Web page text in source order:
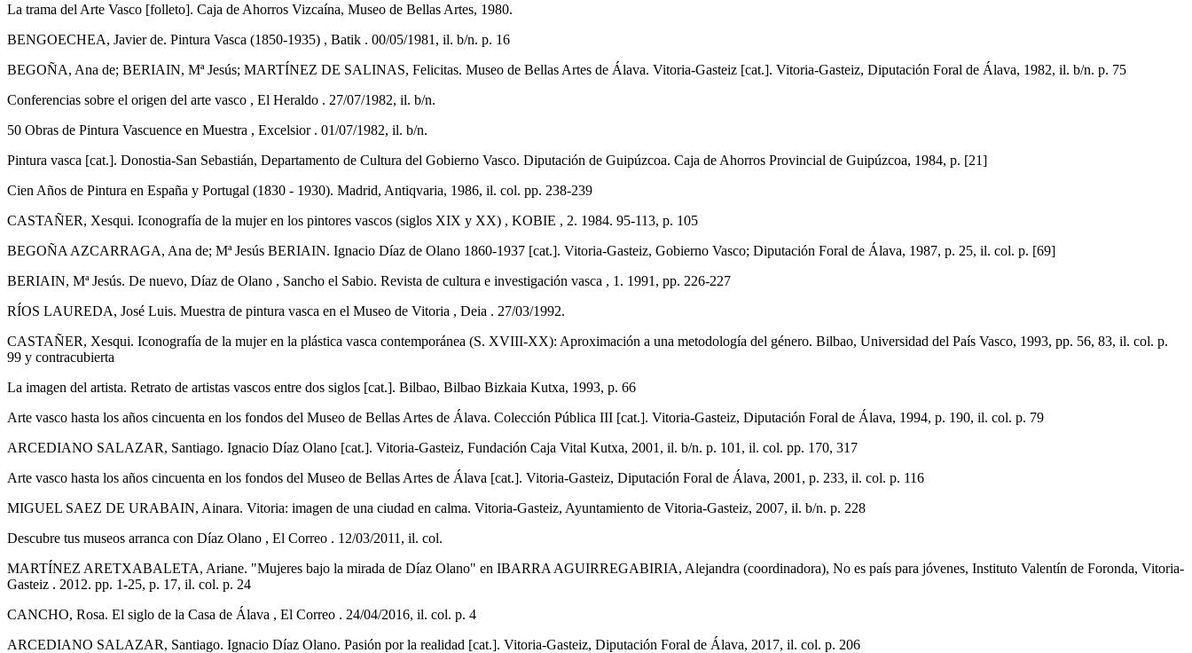
La trama del Arte Vasco [folleto]. Caja de Ahorros Vizcaína, Museo de Bellas Artes, 1980.
BENGOECHEA, Javier de. Pintura Vasca (1850-1935) , Batik . 00/05/1981, il. b/n. p. 16
BEGOÑA, Ana de; BERIAIN, Mª Jesús; MARTÍNEZ DE SALINAS, Felicitas. Museo de Bellas Artes de Álava. Vitoria-Gasteiz [cat.]. Vitoria-Gasteiz, Diputación Foral de Álava, 1982, il. b/n. p. 75
Conferencias sobre el origen del arte vasco , El Heraldo . 27/07/1982, il. b/n.
50 Obras de Pintura Vascuence en Muestra , Excelsior . 01/07/1982, il. b/n.
Pintura vasca [cat.]. Donostia-San Sebastián, Departamento de Cultura del Gobierno Vasco. Diputación de Guipúzcoa. Caja de Ahorros Provincial de Guipúzcoa, 1984, p. [21]
Cien Años de Pintura en España y Portugal (1830 - 1930). Madrid, Antiqvaria, 1986, il. col. pp. 238-239
CASTAÑER, Xesqui. Iconografía de la mujer en los pintores vascos (siglos XIX y XX) , KOBIE , 2. 1984. 95-113, p. 105
BEGOÑA AZCARRAGA, Ana de; Mª Jesús BERIAIN. Ignacio Díaz de Olano 1860-1937 [cat.]. Vitoria-Gasteiz, Gobierno Vasco; Diputación Foral de Álava, 1987, p. 25, il. col. p. [69]
BERIAIN, Mª Jesús. De nuevo, Díaz de Olano , Sancho el Sabio. Revista de cultura e investigación vasca , 1. 1991, pp. 226-227
RÍOS LAUREDA, José Luis. Muestra de pintura vasca en el Museo de Vitoria , Deia . 27/03/1992.
CASTAÑER, Xesqui. Iconografía de la mujer en la plástica vasca contemporánea (S. XVIII-XX): Aproximación a una metodología del género. Bilbao, Universidad del País Vasco, 1993, pp. 56, 83, il. col. p.
99 y contracubierta
La imagen del artista. Retrato de artistas vascos entre dos siglos [cat.]. Bilbao, Bilbao Bizkaia Kutxa, 1993, p. 66
Arte vasco hasta los años cincuenta en los fondos del Museo de Bellas Artes de Álava. Colección Pública III [cat.]. Vitoria-Gasteiz, Diputación Foral de Álava, 1994, p. 190, il. col. p. 79
ARCEDIANO SALAZAR, Santiago. Ignacio Díaz Olano [cat.]. Vitoria-Gasteiz, Fundación Caja Vital Kutxa, 2001, il. b/n. p. 101, il. col. pp. 170, 317
Arte vasco hasta los años cincuenta en los fondos del Museo de Bellas Artes de Álava [cat.]. Vitoria-Gasteiz, Diputación Foral de Álava, 2001, p. 233, il. col. p. 116
MIGUEL SAEZ DE URABAIN, Ainara. Vitoria: imagen de una ciudad en calma. Vitoria-Gasteiz, Ayuntamiento de Vitoria-Gasteiz, 2007, il. b/n. p. 228
Descubre tus museos arranca con Díaz Olano , El Correo . 12/03/2011, il. col.
MARTÍNEZ ARETXABALETA, Ariane. "Mujeres bajo la mirada de Díaz Olano" en IBARRA AGUIRREGABIRIA, Alejandra (coordinadora), No es país para jóvenes, Instituto Valentín de Foronda, Vitoria-
Gasteiz . 2012. pp. 1-25, p. 17, il. col. p. 24
CANCHO, Rosa. El siglo de la Casa de Álava , El Correo . 24/04/2016, il. col. p. 4
ARCEDIANO SALAZAR, Santiago. Ignacio Díaz Olano. Pasión por la realidad [cat.]. Vitoria-Gasteiz, Diputación Foral de Álava, 2017, il. col. p. 206